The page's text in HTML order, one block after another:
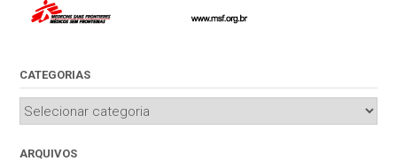
CATEGORIAS
Categorias
ARQUIVOS